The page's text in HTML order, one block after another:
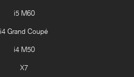
i5 M60
i4 Grand Coupé
i4 M50
X7